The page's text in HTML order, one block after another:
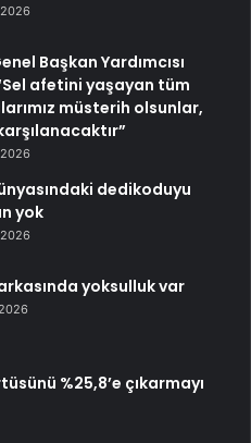
Başkan Yardımcısı
afetini yaşayan tüm
müsterih olsunlar,
dedikoduyu
yok
yoksulluk var
%25,8’e çıkarmayı